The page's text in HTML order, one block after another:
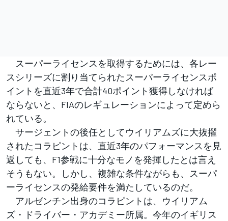
スーパーライセンスを取得するためには、各レー
スシリーズに割り当てられたスーパーライセンスポ
イントを直近3年で合計40ポイント獲得しなければ
ならないと、FIAのレギュレーションによって定めら
れている。
サージェントの後任としてウイリアムズに大抜擢
されたコラピントは、直近3年のパフォーマンスを見
返しても、F1参戦に十分なモノを発揮したとは言え
そうもない。しかし、複雑な条件ながらも、スーパ
ーライセンスの発給要件を満たしているのだ。
アルゼンチン出身のコラピントは、ウイリアム
ズ・ドライバー・アカデミー所属。今年のイギリス